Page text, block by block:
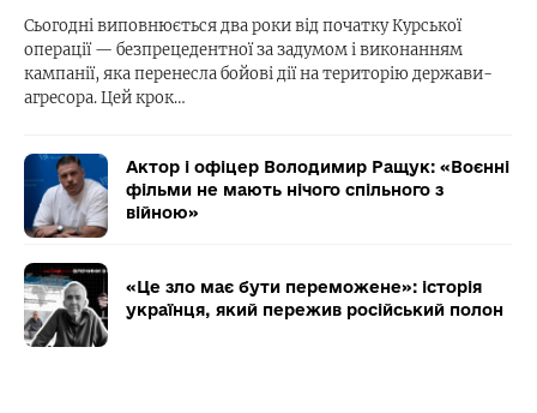
Сьогодні виповнюється два роки від початку Курської
операції — безпрецедентної за задумом і виконанням
кампанії, яка перенесла бойові дії на територію держави-
агресора. Цей крок…
Актор і офіцер Володимир Ращук: «Воєнні
фільми не мають нічого спільного з
війною»
«Це зло має бути переможене»: історія
українця, який пережив російський полон